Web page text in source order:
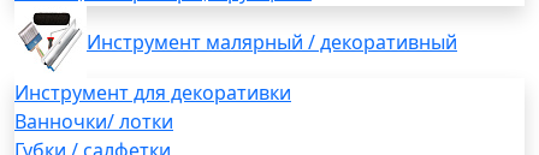
Инструмент малярный / декоративный
Инструмент для декоративки
Ванночки/ лотки